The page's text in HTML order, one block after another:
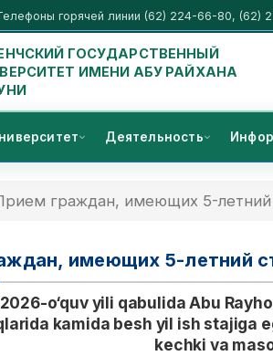
горячей линии (62) 224-66-80, (62)
ГОСУДАРСТВЕННЫЙ
ИМЕНИ АБУ РАЙХАНА
Деятельность
граждан, имеющих 5-
имеющих 5-летний
o‘quv yili qabulida Abu
kamida besh yil ish stajiga
kechki va